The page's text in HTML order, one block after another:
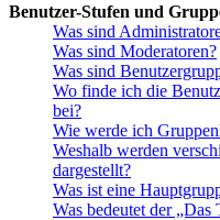
Benutzer-Stufen und
Was sind
Was sind Moderatoren?
Was sind
Wo finde ich die
bei?
Wie werde ich
Weshalb werden
dargestellt?
Was ist eine
Was bedeutet der